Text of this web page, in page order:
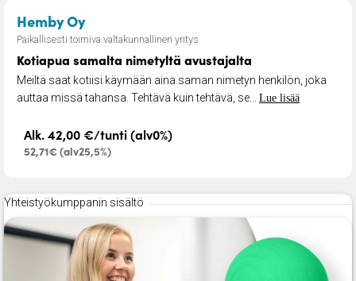
Hemby Oy– Kotiapua samalta nimetyltä
Paikallisesti toimiva valtakunnallinen yritys
Kotiapua samalta nimetyltä avustajalta
Meiltä saat kotiisi käymään aina saman nimetyn henkilön, joka
auttaa missä tahansa. Tehtävä kuin tehtävä, se... Lue lisää
Alk. 42,00 €/tunti (alv0%)
52,71€ (alv25,5%)
Yhteistyökumppanin sisältö